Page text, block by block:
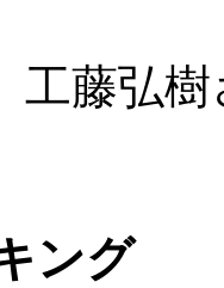
藤弘樹
ング